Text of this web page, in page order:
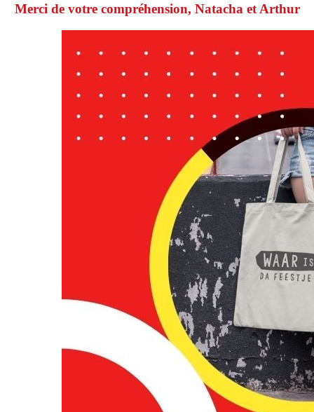
Merci de votre compréhension, Natacha et Arthur